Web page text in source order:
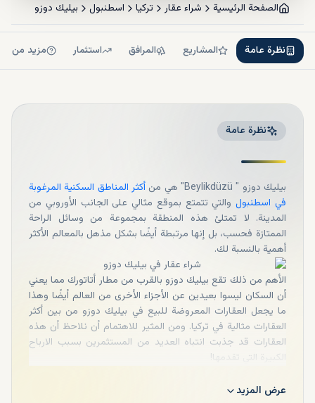
الصفحة الرئيسية شراء عقار تركيا اسطنبول بيليك دوزو
نظرة عامة المشاريع المرافق استثمار مزيد من
نظرة عامة
بيليك دوزو " Beylikdüzü" هي من
أكثر المناطق السكنية المرغوبة
في اسطنبولوالتي تتمتع بموقع مثالي على الجانب الأوروبي من
المدينة. لا تمتلئ هذه المنطقة بمجموعة من وسائل الراحة
الممتازة فحسب، بل إنها مرتبطة أيضًا بشكل مذهل بالمعالم الأكثر
أهمية بالنسبة لك.
الأهم من ذلك تقع بيليك دوزو بالقرب من مطار أتاتورك مما يعني
أن السكان ليسوا بعيدين عن الأجزاء الأخرى من العالم أيضًا وهذا
ما يجعل العقارات المعروضة للبيع في بيليك دوزو من بين أكثر
العقارات مثالية في تركيا. ومن المثير للاهتمام أن نلاحظ أن هذه
العقارات قد جذبت انتباه العديد من المستثمرين بسبب الارباح
الكبيرة التي تقدمها!
عرض المزيد